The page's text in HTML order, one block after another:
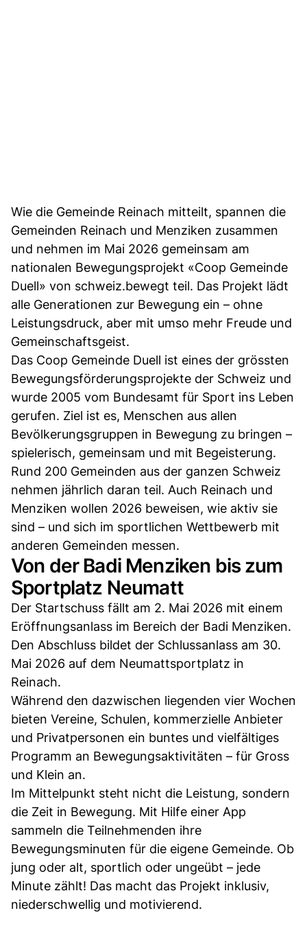
Wie die Gemeinde Reinach mitteilt, spannen die
Gemeinden Reinach und Menziken zusammen
und nehmen im Mai 2026 gemeinsam am
nationalen Bewegungsprojekt «Coop Gemeinde
Duell» von schweiz.bewegt teil. Das Projekt lädt
alle Generationen zur Bewegung ein – ohne
Leistungsdruck, aber mit umso mehr Freude und
Gemeinschaftsgeist.
Das Coop Gemeinde Duell ist eines der grössten
Bewegungsförderungsprojekte der Schweiz und
wurde 2005 vom Bundesamt für Sport ins Leben
gerufen. Ziel ist es, Menschen aus allen
Bevölkerungsgruppen in Bewegung zu bringen –
spielerisch, gemeinsam und mit Begeisterung.
Rund 200 Gemeinden aus der ganzen Schweiz
nehmen jährlich daran teil. Auch Reinach und
Menziken wollen 2026 beweisen, wie aktiv sie
sind – und sich im sportlichen Wettbewerb mit
anderen Gemeinden messen.
Von der Badi Menziken bis zum
Sportplatz Neumatt
Der Startschuss fällt am 2. Mai 2026 mit einem
Eröffnungsanlass im Bereich der Badi Menziken.
Den Abschluss bildet der Schlussanlass am 30.
Mai 2026 auf dem Neumattsportplatz in
Reinach.
Während den dazwischen liegenden vier Wochen
bieten Vereine, Schulen, kommerzielle Anbieter
und Privatpersonen ein buntes und vielfältiges
Programm an Bewegungsaktivitäten – für Gross
und Klein an.
Im Mittelpunkt steht nicht die Leistung, sondern
die Zeit in Bewegung. Mit Hilfe einer App
sammeln die Teilnehmenden ihre
Bewegungsminuten für die eigene Gemeinde. Ob
jung oder alt, sportlich oder ungeübt – jede
Minute zählt! Das macht das Projekt inklusiv,
niederschwellig und motivierend.